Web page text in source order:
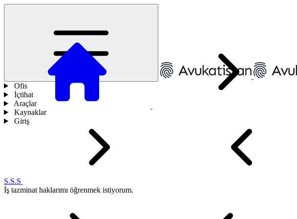
Ofis
İçtihat
Araçlar
Kaynaklar
Giriş
S.S.S
İş tazminat haklarımı öğrenmek istiyorum.